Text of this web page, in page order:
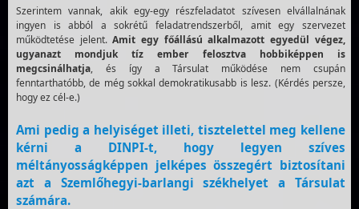
Szerintem vannak, akik egy-egy részfeladatot szívesen elvállalnának
ingyen is abból a sokrétű feladatrendszerből, amit egy szervezet
működtetése jelent.Amit egy főállású alkalmazott egyedül végez,
ugyanazt mondjuk tíz ember felosztva hobbiképpen is
megcsinálhatja, és így a Társulat működése nem csupán
fenntarthatóbb, de még sokkal demokratikusabb is lesz. (Kérdés persze,
hogy ez cél-e.)
Ami pedig a helyiséget illeti, tisztelettel meg kellene
kérni a DINPI-t, hogy legyen szíves
méltányosságképpen jelképes összegért biztosítani
azt a Szemlőhegyi-barlangi székhelyet a Társulat
számára.